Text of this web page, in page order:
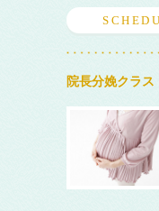
院長分娩クラス